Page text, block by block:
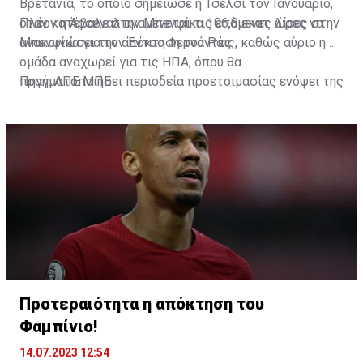
Βρετανία, το οποίο σημείωσε η Τσέλσι τον Ιανουάριο,
όταν κατέβαλε στην Μπενφίκα 106,8 εκατ. λίρες στην
Μπενφίκα για τον Έντσο Φερνάντες.
Πλέον η Άρσεναλ αναμένεται τις επόμενες ώρες να
ανακοινώσει την απόκτηση του Ράις, καθώς αύριο η
ομάδα αναχωρεί για τις ΗΠΑ, όπου θα
πραγματοποιήσει περιοδεία προετοιμασίας ενόψει της
Πηγή: ΑΠΕ ΜΠΕ
Προτεραιότητα η απόκτηση του
Φαμπίνιο!
14.07.2023 12:54